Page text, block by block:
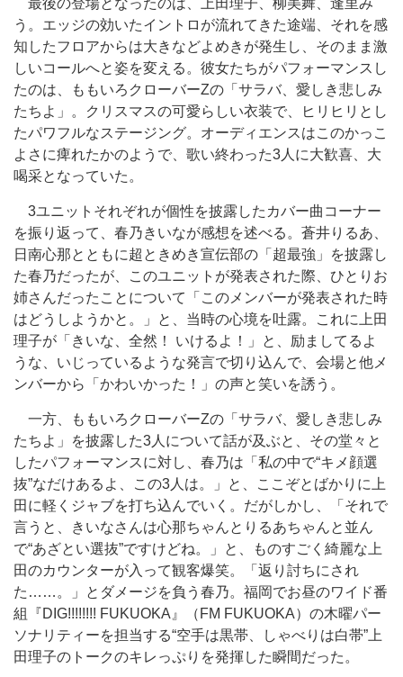
最後の登場となったのは、上田理子、柳美舞、逢里み
う。エッジの効いたイントロが流れてきた途端、それを感
知したフロアからは大きなどよめきが発生し、そのまま激
しいコールへと姿を変える。彼女たちがパフォーマンスし
たのは、ももいろクローバーZの「サラバ、愛しき悲しみ
たちよ」。クリスマスの可愛らしい衣装で、ヒリヒリとし
たパワフルなステージング。オーディエンスはこのかっこ
よさに痺れたかのようで、歌い終わった3人に大歓喜、大
喝采となっていた。
3ユニットそれぞれが個性を披露したカバー曲コーナー
を振り返って、春乃きいなが感想を述べる。蒼井りるあ、
日南心那とともに超ときめき宣伝部の「超最強」を披露し
た春乃だったが、このユニットが発表された際、ひとりお
姉さんだったことについて「このメンバーが発表された時
はどうしようかと。」と、当時の心境を吐露。これに上田
理子が「きいな、全然！ いけるよ！」と、励ましてるよ
うな、いじっているような発言で切り込んで、会場と他メ
ンバーから「かわいかった！」の声と笑いを誘う。
一方、ももいろクローバーZの「サラバ、愛しき悲しみ
たちよ」を披露した3人について話が及ぶと、その堂々と
したパフォーマンスに対し、春乃は「私の中で“キメ顔選
抜”なだけあるよ、この3人は。」と、ここぞとばかりに上
田に軽くジャブを打ち込んでいく。だがしかし、「それで
言うと、きいなさんは心那ちゃんとりるあちゃんと並ん
で“あざとい選抜”ですけどね。」と、ものすごく綺麗な上
田のカウンターが入って観客爆笑。「返り討ちにされ
た……。」とダメージを負う春乃。福岡でお昼のワイド番
組『DIG!!!!!!!! FUKUOKA』（FM FUKUOKA）の木曜パー
ソナリティーを担当する“空手は黒帯、しゃべりは白帯”上
田理子のトークのキレっぷりを発揮した瞬間だった。